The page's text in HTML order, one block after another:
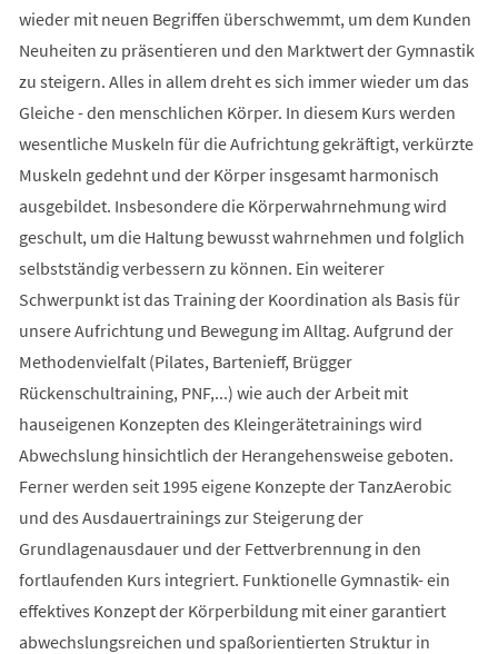
wieder mit neuen Begriffen überschwemmt, um dem Kunden
Neuheiten zu präsentieren und den Marktwert der Gymnastik
zu steigern. Alles in allem dreht es sich immer wieder um das
Gleiche - den menschlichen Körper. In diesem Kurs werden
wesentliche Muskeln für die Aufrichtung gekräftigt, verkürzte
Muskeln gedehnt und der Körper insgesamt harmonisch
ausgebildet. Insbesondere die Körperwahrnehmung wird
geschult, um die Haltung bewusst wahrnehmen und folglich
selbstständig verbessern zu können. Ein weiterer
Schwerpunkt ist das Training der Koordination als Basis für
unsere Aufrichtung und Bewegung im Alltag. Aufgrund der
Methodenvielfalt (Pilates, Bartenieff, Brügger
Rückenschultraining, PNF,...) wie auch der Arbeit mit
hauseigenen Konzepten des Kleingerätetrainings wird
Abwechslung hinsichtlich der Herangehensweise geboten.
Ferner werden seit 1995 eigene Konzepte der TanzAerobic
und des Ausdauertrainings zur Steigerung der
Grundlagenausdauer und der Fettverbrennung in den
fortlaufenden Kurs integriert. Funktionelle Gymnastik- ein
effektives Konzept der Körperbildung mit einer garantiert
abwechslungsreichen und spaßorientierten Struktur in